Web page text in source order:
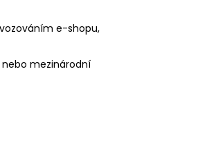
e-shopu,
mezinárodní